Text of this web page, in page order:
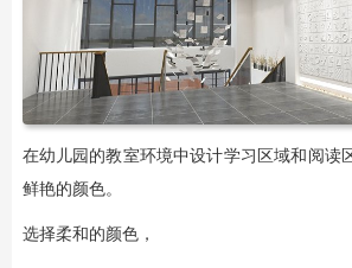
在幼儿园的教室环境中设计学习区域和阅读
鲜艳的颜色。
选择柔和的颜色，